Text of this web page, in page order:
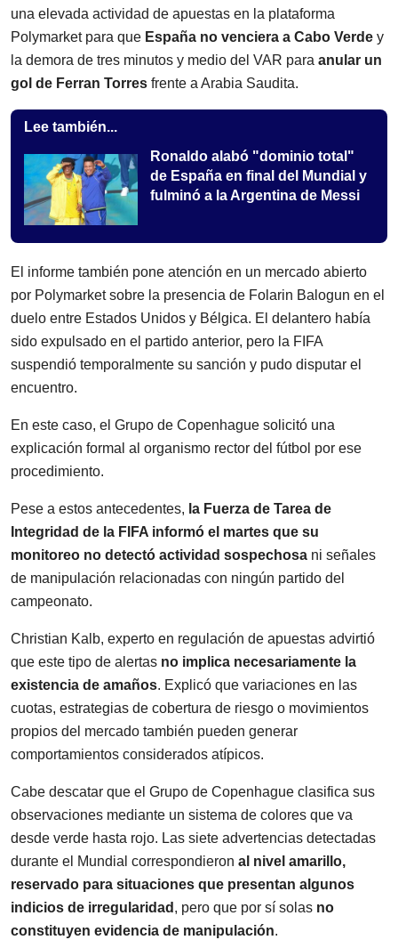
una elevada actividad de apuestas en la plataforma
Polymarket para que España no venciera a Cabo Verde y
la demora de tres minutos y medio del VAR para anular un
gol de Ferran Torres frente a Arabia Saudita.
Lee también...
Ronaldo alabó "dominio total"
de España en final del Mundial y
fulminó a la Argentina de Messi
El informe también pone atención en un mercado abierto
por Polymarket sobre la presencia de Folarin Balogun en el
duelo entre Estados Unidos y Bélgica. El delantero había
sido expulsado en el partido anterior, pero la FIFA
suspendió temporalmente su sanción y pudo disputar el
encuentro.
En este caso, el Grupo de Copenhague solicitó una
explicación formal al organismo rector del fútbol por ese
procedimiento.
Pese a estos antecedentes, la Fuerza de Tarea de
Integridad de la FIFA informó el martes que su
monitoreo no detectó actividad sospechosa ni señales
de manipulación relacionadas con ningún partido del
campeonato.
Christian Kalb, experto en regulación de apuestas advirtió
que este tipo de alertas no implica necesariamente la
existencia de amaños. Explicó que variaciones en las
cuotas, estrategias de cobertura de riesgo o movimientos
propios del mercado también pueden generar
comportamientos considerados atípicos.
Cabe descatar que el Grupo de Copenhague clasifica sus
observaciones mediante un sistema de colores que va
desde verde hasta rojo. Las siete advertencias detectadas
durante el Mundial correspondieron al nivel amarillo,
reservado para situaciones que presentan algunos
indicios de irregularidad , pero que por sí solas no
constituyen evidencia de manipulación.